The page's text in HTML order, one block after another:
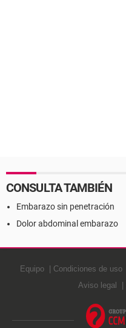
CONSULTA TAMBIÉN
Embarazo sin penetración
Dolor abdominal embarazo
Equipo Condiciones de uso
Aviso legal